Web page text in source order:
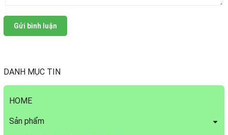
DANH MỤC TIN
HOME
Sản phẩm
Gửi bình luận